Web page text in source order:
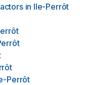
in Ile-Perrôt
Perrôt